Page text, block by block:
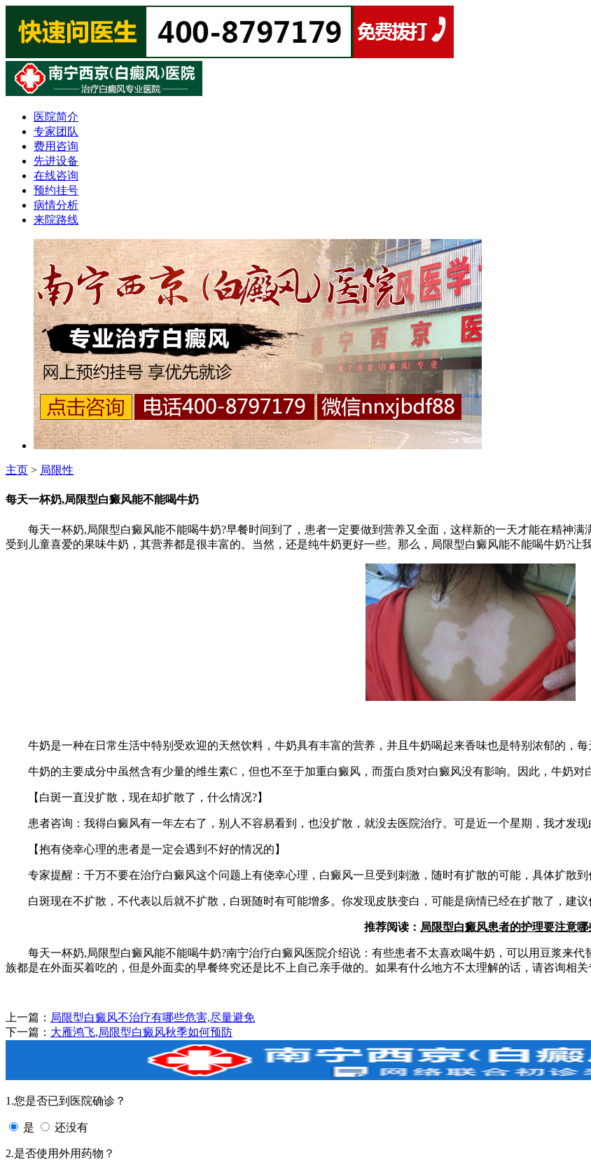
医院简介
专家团队
费用咨询
先进设备
在线咨询
预约挂号
病情分析
来院路线
主页 > 局限性
每天一杯奶,局限型白癜风能不能喝牛奶
每天一杯奶,局限型白癜风能不能喝牛奶?早餐时间到了，患者一定要做到营养又全面，这样新的一天才能在精神满
受到儿童喜爱的果味牛奶，其营养都是很丰富的。当然，还是纯牛奶更好一些。那么，局限型白癜风能不能喝牛奶?让
牛奶是一种在日常生活中特别受欢迎的天然饮料，牛奶具有丰富的营养，并且牛奶喝起来香味也是特别浓郁的，每
牛奶的主要成分中虽然含有少量的维生素C，但也不至于加重白癜风，而蛋白质对白癜风没有影响。因此，牛奶对
【白斑一直没扩散，现在却扩散了，什么情况?】
患者咨询：我得白癜风有一年左右了，别人不容易看到，也没扩散，就没去医院治疗。可是近一个星期，我才发现
【抱有侥幸心理的患者是一定会遇到不好的情况的】
专家提醒：千万不要在治疗白癜风这个问题上有侥幸心理，白癜风一旦受到刺激，随时有扩散的可能，具体扩散到
白斑现在不扩散，不代表以后就不扩散，白斑随时有可能增多。你发现皮肤变白，可能是病情已经在扩散了，建议
推荐阅读： 局限型白癜风患者的护理要注意哪
每天一杯奶,局限型白癜风能不能喝牛奶?南宁治疗白癜风医院介绍说：有些患者不太喜欢喝牛奶，可以用豆浆来代
族都是在外面买着吃的，但是外面卖的早餐终究还是比不上自己亲手做的。如果有什么地方不太理解的话，请咨询相关
上一篇： 局限型白癜风不治疗有哪些危害,尽量避免
下一篇： 大雁鸿飞,局限型白癜风秋季如何预防
1.您是否已到医院确诊？
是 还没有
2.是否使用外用药物？